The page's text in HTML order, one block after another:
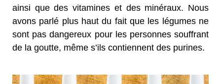
ainsi que des vitamines et des minéraux. Nous
avons parlé plus haut du fait que les légumes ne
sont pas dangereux pour les personnes souffrant
de la goutte, même s’ils contiennent des purines.